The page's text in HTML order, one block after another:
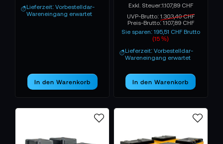
Lieferzeit: Vorbestelldar-
Wareneingang erwartet
In den Warenkorb
1.107,89 CHF
UVP-Brutto: 1.303,40 CHF
Preis-Brutto: 1.107,89 CHF
Sie sparen: 195,51 CHF Brutto
(15 %)
Lieferzeit: Vorbestelldar-
Wareneingang erwartet
In den Warenkorb